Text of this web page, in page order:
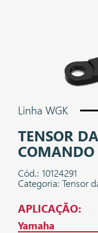
Linha WGK
TENSOR
Cód.: 10124291
Categoria: Tensor
APLICAÇÃO:
Yamaha